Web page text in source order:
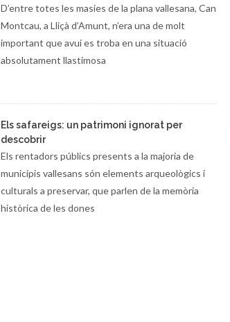
D’entre totes les masies de la plana vallesana, Can
Montcau, a Lliçà d’Amunt, n’era una de molt
important que avui es troba en una situació
absolutament llastimosa
Els safareigs: un patrimoni ignorat per
descobrir
Els rentadors públics presents a la majoria de
municipis vallesans són elements arqueològics i
culturals a preservar, que parlen de la memòria
històrica de les dones